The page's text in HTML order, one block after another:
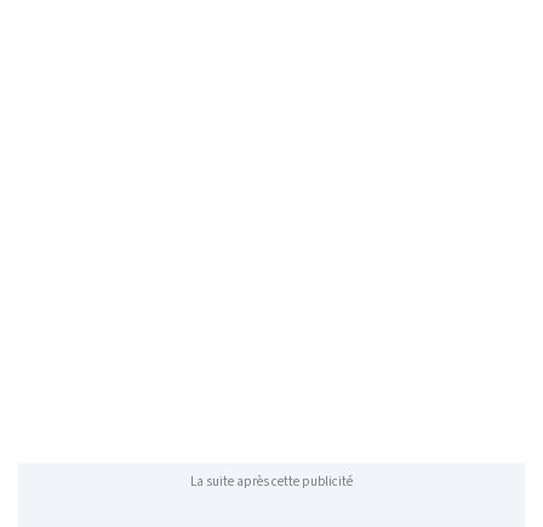
La suite après cette publicité